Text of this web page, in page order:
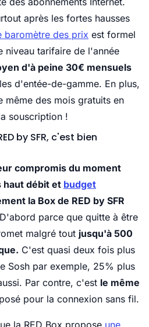
après les fortes hausses
baromètre des prix est formel
niveau tarifaire de l'année
d'à peine 30€ mensuels
d'entée-de-gamme. En plus,
même des mois gratuits en
souscription !
by SFR, c'est bien
compromis du moment
haut débit et budget
la Box de RED by SFR
parce que quitte à être
malgré tout jusqu'à 500
C'est quasi deux fois plus
Sosh par exemple, 25% plus
Par contre, c'est le même
pour la connexion sans fil.